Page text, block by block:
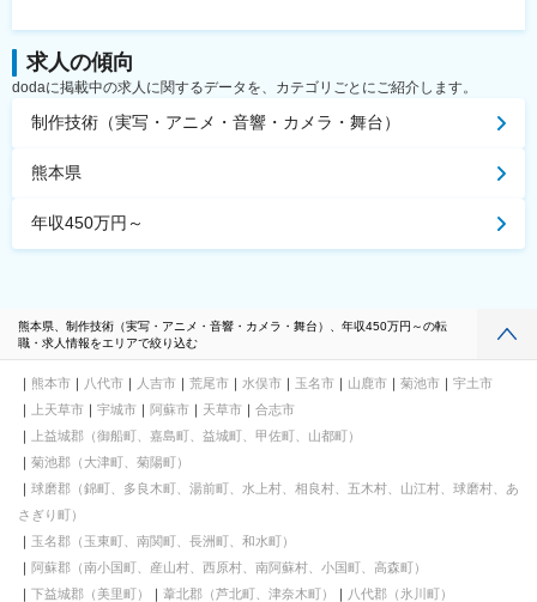
求人の傾向
dodaに掲載中の求人に関するデータを、カテゴリごとにご紹介します。
制作技術（実写・アニメ・音響・カメラ・舞台）
熊本県
年収450万円～
熊本県、制作技術（実写・アニメ・音響・カメラ・舞台）、年収450万円～の転
職・求人情報をエリアで絞り込む
熊本市 八代市 人吉市 荒尾市 水俣市 玉名市 山鹿市 菊池市
宇土市
上天草市
宇城市 阿蘇市 天草市
合志市
上益城郡（御船町、嘉島町、益城町、甲佐町、山都町）
菊池郡（大津町、菊陽町）
球磨郡（錦町、多良木町、湯前町、水上村、相良村、五木村、山江村、球磨村、あ
さぎり町）
玉名郡（玉東町、南関町、長洲町、和水町）
阿蘇郡（南小国町、産山村、西原村、南阿蘇村、小国町、高森町）
下益城郡（美里町）
葦北郡（芦北町、津奈木町）
八代郡（氷川町）